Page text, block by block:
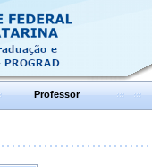
Professor